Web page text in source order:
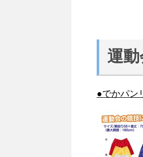
運動
●でかパン